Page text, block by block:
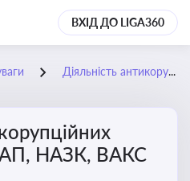
ВХІД ДО LIGA360
Діяльність антикорупційних органів НАБУ, САП, НАЗК, ВАКС
НАЗК, ВАКС